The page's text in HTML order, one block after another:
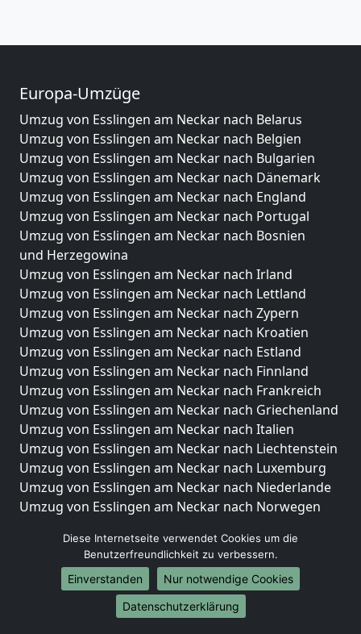
Europa-Umzüge
Umzug von Esslingen am Neckar nach Belarus
Umzug von Esslingen am Neckar nach Belgien
Umzug von Esslingen am Neckar nach Bulgarien
Umzug von Esslingen am Neckar nach Dänemark
Umzug von Esslingen am Neckar nach England
Umzug von Esslingen am Neckar nach Portugal
Umzug von Esslingen am Neckar nach Bosnien
und Herzegowina
Umzug von Esslingen am Neckar nach Irland
Umzug von Esslingen am Neckar nach Lettland
Umzug von Esslingen am Neckar nach Zypern
Umzug von Esslingen am Neckar nach Kroatien
Umzug von Esslingen am Neckar nach Estland
Umzug von Esslingen am Neckar nach Finnland
Umzug von Esslingen am Neckar nach Frankreich
Umzug von Esslingen am Neckar nach Griechenland
Umzug von Esslingen am Neckar nach Italien
Umzug von Esslingen am Neckar nach Liechtenstein
Umzug von Esslingen am Neckar nach Luxemburg
Umzug von Esslingen am Neckar nach Niederlande
Umzug von Esslingen am Neckar nach Norwegen
Umzüge-Deutschlandweit
Umzug von Esslingen am Neckar nach Berlin
Umzug von Esslingen am Neckar nach Hamburg
Umzug von Esslingen am Neckar nach München
Umzug von Esslingen am Neckar nach Köln
Diese Internetseite verwendet Cookies um die
Benutzerfreundlichkeit zu verbessern.
Einverstanden
Nur notwendige Cookies
Datenschutzerklärung